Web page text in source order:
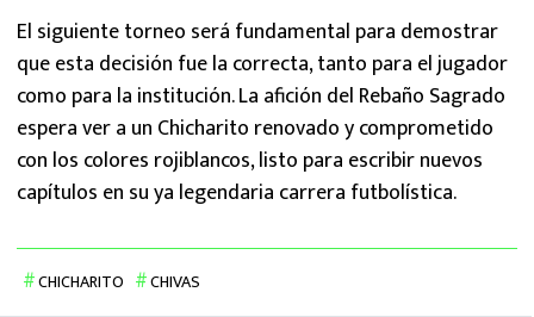
El siguiente torneo será fundamental para demostrar
que esta decisión fue la correcta, tanto para el jugador
como para la institución. La afición del Rebaño Sagrado
espera ver a un Chicharito renovado y comprometido
con los colores rojiblancos, listo para escribir nuevos
capítulos en su ya legendaria carrera futbolística.
CHICHARITO CHIVAS